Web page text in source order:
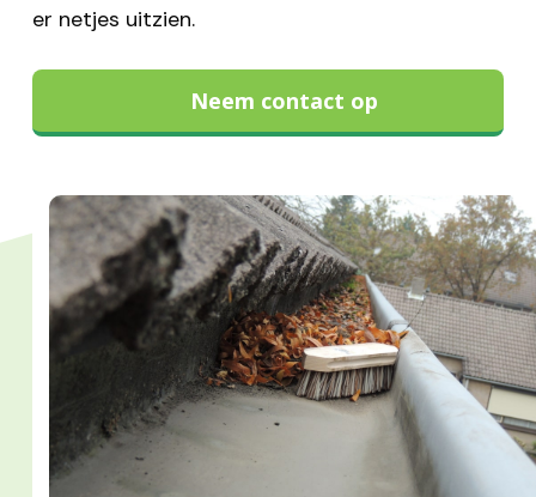
er netjes uitzien.
Neem contact op